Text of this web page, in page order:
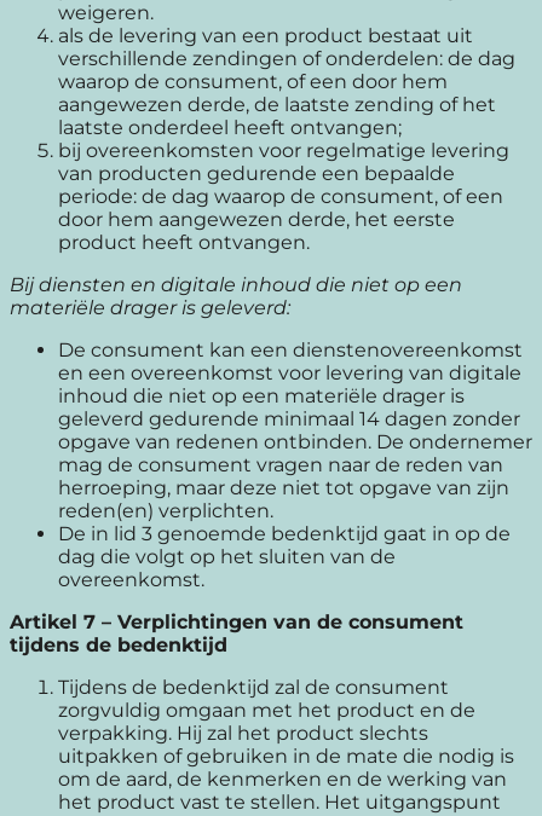
weigeren.
als de levering van een product bestaat uit
verschillende zendingen of onderdelen: de dag
waarop de consument, of een door hem
aangewezen derde, de laatste zending of het
laatste onderdeel heeft ontvangen;
bij overeenkomsten voor regelmatige levering
van producten gedurende een bepaalde
periode: de dag waarop de consument, of een
door hem aangewezen derde, het eerste
product heeft ontvangen.
Bij diensten en digitale inhoud die niet op een
materiële drager is geleverd:
De consument kan een dienstenovereenkomst
en een overeenkomst voor levering van digitale
inhoud die niet op een materiële drager is
geleverd gedurende minimaal 14 dagen zonder
opgave van redenen ontbinden. De ondernemer
mag de consument vragen naar de reden van
herroeping, maar deze niet tot opgave van zijn
reden(en) verplichten.
De in lid 3 genoemde bedenktijd gaat in op de
dag die volgt op het sluiten van de
overeenkomst.
Artikel 7 – Verplichtingen van de consument
tijdens de bedenktijd
Tijdens de bedenktijd zal de consument
zorgvuldig omgaan met het product en de
verpakking. Hij zal het product slechts
uitpakken of gebruiken in de mate die nodig is
om de aard, de kenmerken en de werking van
het product vast te stellen. Het uitgangspunt